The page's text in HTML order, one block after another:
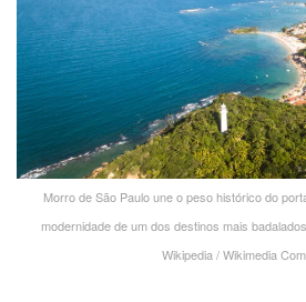
Morro de São Paulo une o peso histórico do
modernidade de um dos destinos mais
Wikipedia / Wikimedia